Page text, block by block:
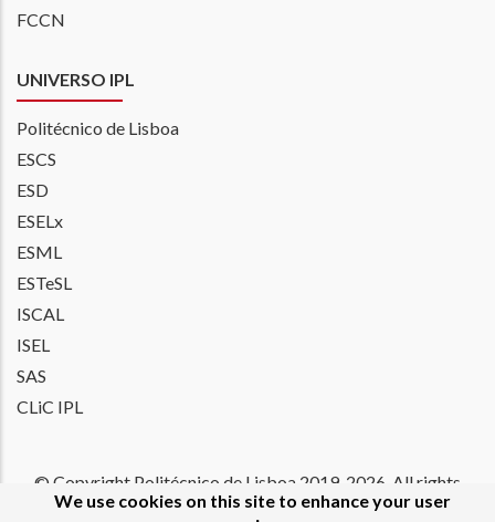
FCCN
UNIVERSO IPL
Politécnico de Lisboa
ESCS
ESD
ESELx
ESML
ESTeSL
ISCAL
ISEL
SAS
CLiC IPL
© Copyright Politécnico de Lisboa 2019- 2026. All rights
reserved. | Accessibility| Privacy Policy
We use cookies on this site to enhance your user